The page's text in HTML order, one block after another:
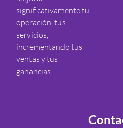
significativamente tu
operación, tus
servicios,
incrementando tus
ventas y tus
ganancias.